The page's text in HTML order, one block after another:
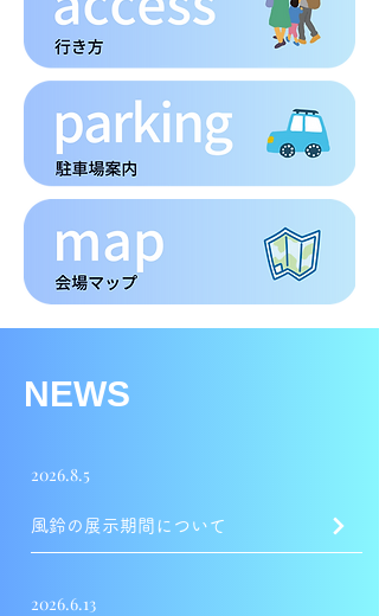
NEWS
2026.8.5
風鈴の展示期間について
2026.6.13